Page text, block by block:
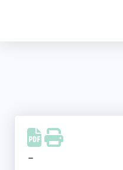
Facebook
Instagram
-